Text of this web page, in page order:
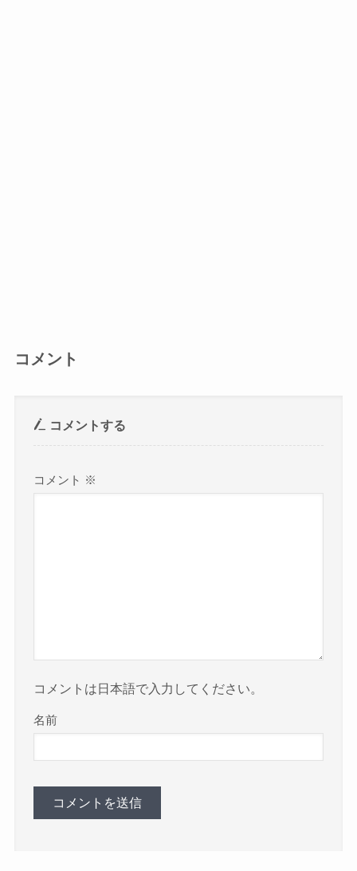
コメント
コメントする
コメント ※
コメントは日本語で入力してください。
名前